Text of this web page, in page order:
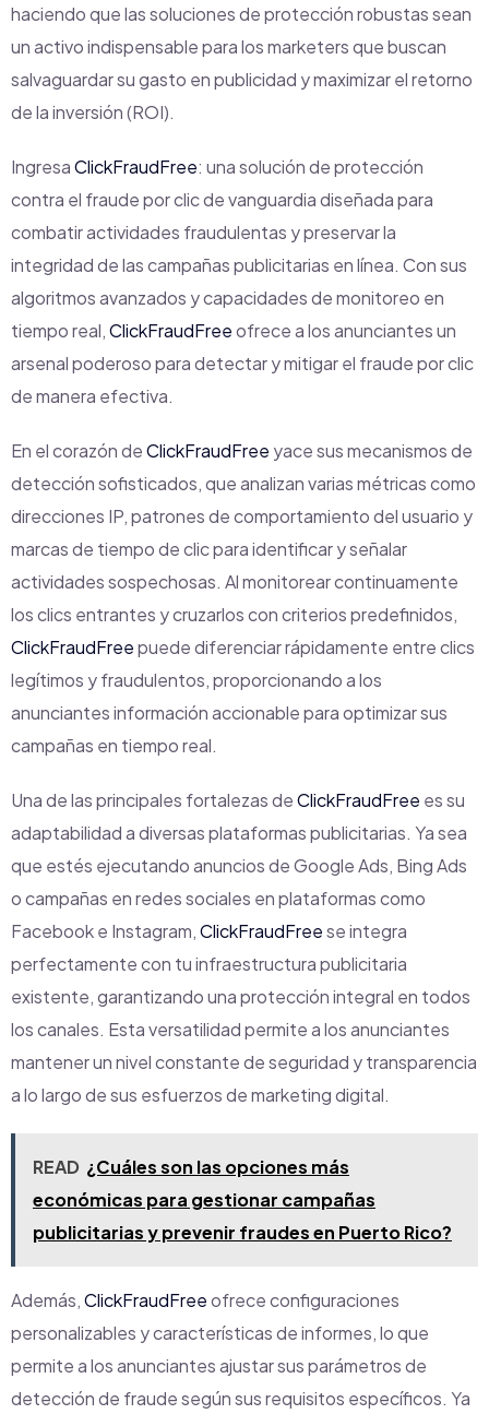
haciendo que las soluciones de protección robustas sean
un activo indispensable para los marketers que buscan
salvaguardar su gasto en publicidad y maximizar el retorno
de la inversión (ROI).
IngresaClickFraudFree: una solución de protección
contra el fraude por clic de vanguardia diseñada para
combatir actividades fraudulentas y preservar la
integridad de las campañas publicitarias en línea. Con sus
algoritmos avanzados y capacidades de monitoreo en
tiempo real,ClickFraudFreeofrece a los anunciantes un
arsenal poderoso para detectar y mitigar el fraude por clic
de manera efectiva.
En el corazón deClickFraudFree yace sus mecanismos de
detección sofisticados, que analizan varias métricas como
direcciones IP, patrones de comportamiento del usuario y
marcas de tiempo de clic para identificar y señalar
actividades sospechosas. Al monitorear continuamente
los clics entrantes y cruzarlos con criterios predefinidos,
ClickFraudFreepuede diferenciar rápidamente entre clics
legítimos y fraudulentos, proporcionando a los
anunciantes información accionable para optimizar sus
campañas en tiempo real.
Una de las principales fortalezas deClickFraudFree es su
adaptabilidad a diversas plataformas publicitarias. Ya sea
que estés ejecutando anuncios de Google Ads, Bing Ads
o campañas en redes sociales en plataformas como
Facebook e Instagram,ClickFraudFreese integra
perfectamente con tu infraestructura publicitaria
existente, garantizando una protección integral en todos
los canales. Esta versatilidad permite a los anunciantes
mantener un nivel constante de seguridad y transparencia
a lo largo de sus esfuerzos de marketing digital.
READ ¿Cuáles son las opciones más
económicas para gestionar campañas
publicitarias y prevenir fraudes en Puerto Rico?
Además,ClickFraudFreeofrece configuraciones
personalizables y características de informes, lo que
permite a los anunciantes ajustar sus parámetros de
detección de fraude según sus requisitos específicos. Ya